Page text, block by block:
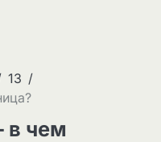
13
в чем